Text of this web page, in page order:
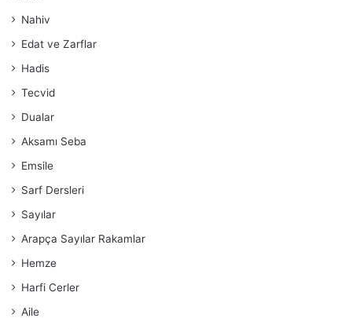
Nahiv
Edat ve Zarflar
Hadis
Tecvid
Dualar
Aksamı Seba
Emsile
Sarf Dersleri
Sayılar
Arapça Sayılar Rakamlar
Hemze
Harfi Cerler
Aile